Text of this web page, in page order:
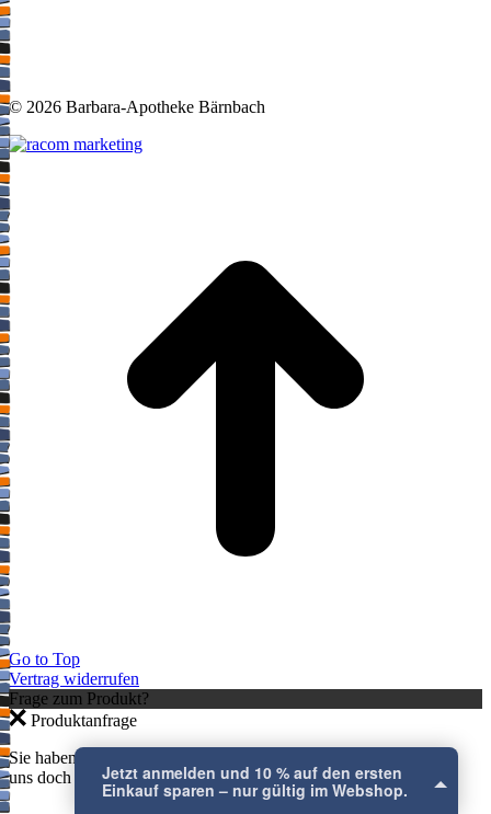
Jetzt anmelden und 10 % auf den ersten
Einkauf sparen – nur gültig im Webshop.
×
© 2026 Barbara-Apotheke Bärnbach
Go to Top
Vertrag widerrufen
Frage zum Produkt?
Produktanfrage
Sie haben eine Frage zu einem Produkt? Dann kontaktieren Sie
uns doch direkt hier.